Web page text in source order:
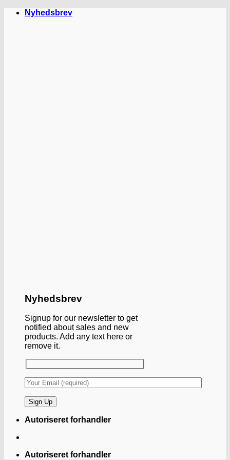
FortsætNyhedsbrev
Nyhedsbrev
Signup for our newsletter to get
notified about sales and new
products. Add any text here or
remove it.
Autoriseret forhandler
Autoriseret forhandler